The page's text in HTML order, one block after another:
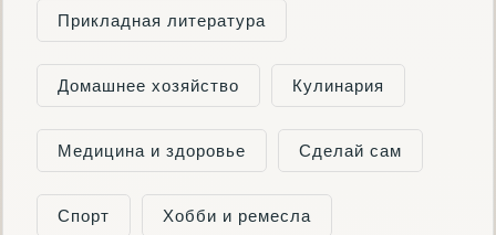
Прикладная литература
Домашнее хозяйство Кулинария
Медицина и здоровье Сделай сам
Спорт Хобби и ремесла